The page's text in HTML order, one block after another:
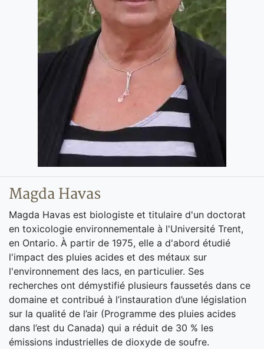
Magda Havas
Magda Havas est biologiste et titulaire d'un doctorat
en toxicologie environnementale à l'Université Trent,
en Ontario. À partir de 1975, elle a d'abord étudié
l'impact des pluies acides et des métaux sur
l'environnement des lacs, en particulier. Ses
recherches ont démystifié plusieurs faussetés dans ce
domaine et contribué à l’instauration d’une législation
sur la qualité de l’air (Programme des pluies acides
dans l’est du Canada) qui a réduit de 30 % les
émissions industrielles de dioxyde de soufre.